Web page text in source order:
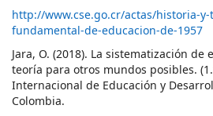
http://www.cse.go.cr/actas/historia-
fundamental-de-educacion-de-1957
Jara, O. (2018). La sistematización
teoría para otros mundos posibles.
Internacional de Educación y
Colombia.